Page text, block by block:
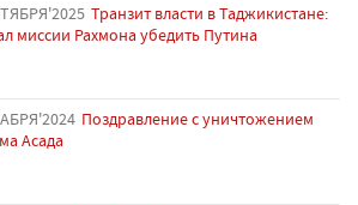
Транзит власти в Таджикистане:
миссии Рахмона убедить Путина
Поздравление с уничтожением
Асада